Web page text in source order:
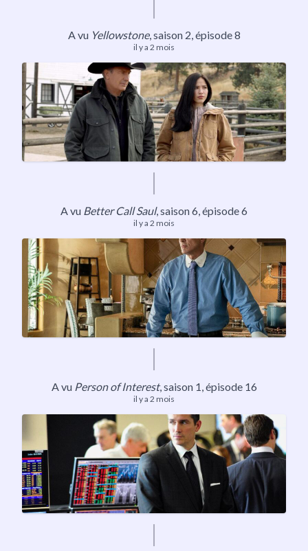
A vu Yellowstone,saison 2, épisode 8
il y a 2 mois
A vu Better Call Saul,saison 6, épisode 6
il y a 2 mois
A vu Person of Interest,saison 1, épisode 16
il y a 2 mois